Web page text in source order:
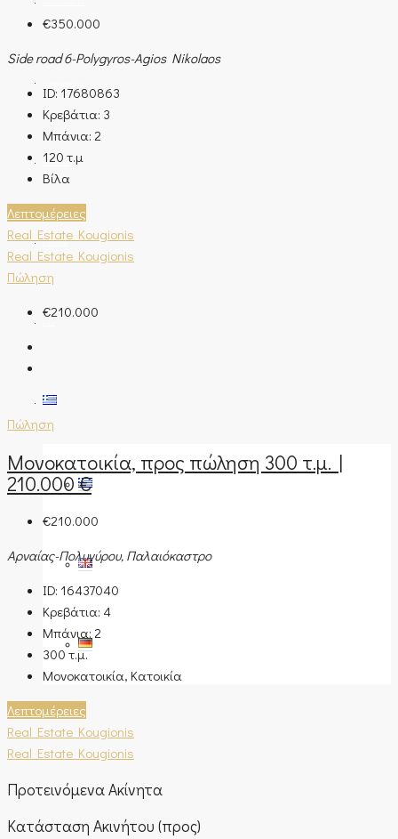
€350.000
Side road 6-Polygyros-Agios Nikolaos
ID: 17680863
Κρεβάτια: 3
Μπάνια: 2
120 τ.μ
Βίλα
Λεπτομέρειες
Real Estate Kougionis
Real Estate Kougionis
Πώληση
€210.000
Πώληση
Μονοκατοικία, προς πώληση 300 τ.μ. |
210.000 €
€210.000
Αρναίας-Πολυγύρου, Παλαιόκαστρο
ID: 16437040
Κρεβάτια: 4
Μπάνια: 2
300 τ.μ.
Μονοκατοικία, Κατοικία
Λεπτομέρειες
Real Estate Kougionis
Real Estate Kougionis
Προτεινόμενα Ακίνητα
Κατάσταση Ακινήτου (προς)